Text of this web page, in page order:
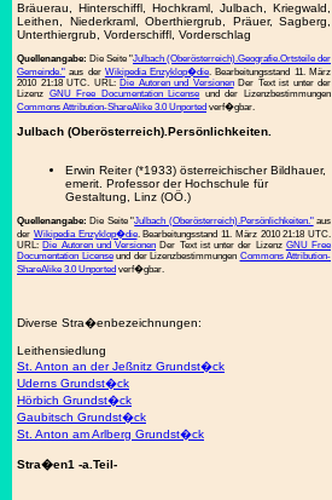
Bräuerau, Hinterschiffl, Hochkraml, Julbach, Kriegwald,
Leithen, Niederkraml, Oberthiergrub, Präuer, Sagberg,
Unterthiergrub, Vorderschiffl, Vorderschlag
Quellenangabe: Die Seite "Julbach (Oberösterreich).Geografie.Ortsteile der
Gemeinde." aus der Wikipedia Enzyklop�die. Bearbeitungsstand 11. März
2010 21:18 UTC. URL: Die Autoren und VersionenDer Text ist unter der
Lizenz GNU Free Documentation License und der Lizenzbestimmungen
Commons Attribution-ShareAlike 3.0 Unported verf�gbar.
Julbach (Oberösterreich).Persönlichkeiten.
Erwin Reiter (*1933) österreichischer Bildhauer,
emerit. Professor der Hochschule für
Gestaltung, Linz (OÖ.)
Quellenangabe: Die Seite "Julbach (Oberösterreich).Persönlichkeiten."aus
der Wikipedia Enzyklop�die. Bearbeitungsstand 11. März 2010 21:18 UTC.
URL: Die Autoren und Versionen Der Text ist unter der Lizenz GNU Free
Documentation Licenseund der Lizenzbestimmungen Commons Attribution-
ShareAlike 3.0 Unported verf�gbar.
Diverse Stra�enbezeichnungen:
Leithensiedlung
St. Anton an der Jeßnitz Grundst�ck
Uderns Grundst�ck
Hörbich Grundst�ck
Gaubitsch Grundst�ck
St. Anton am Arlberg Grundst�ck
Stra�en1 -a.Teil-